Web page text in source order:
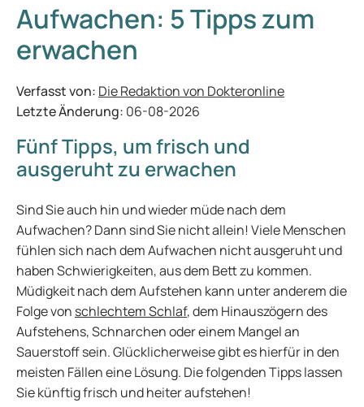
Aufwachen: 5 Tipps zum
erwachen
Verfasst von: Die Redaktion von Dokteronline
Letzte Änderung: 06-08-2026
Fünf Tipps, um frisch und
ausgeruht zu erwachen
Sind Sie auch hin und wieder müde nach dem
Aufwachen? Dann sind Sie nicht allein! Viele Menschen
fühlen sich nach dem Aufwachen nicht ausgeruht und
haben Schwierigkeiten, aus dem Bett zu kommen.
Müdigkeit nach dem Aufstehen kann unter anderem die
Folge von schlechtem Schlaf, dem Hinauszögern des
Aufstehens, Schnarchen oder einem Mangel an
Sauerstoff sein. Glücklicherweise gibt es hierfür in den
meisten Fällen eine Lösung. Die folgenden Tipps lassen
Sie künftig frisch und heiter aufstehen!